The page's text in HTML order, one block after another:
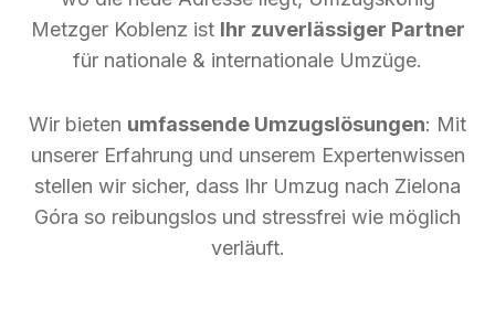
Metzger Koblenz ist Ihr zuverlässiger Partner
für nationale & internationale Umzüge.
Wir bieten umfassende Umzugslösungen: Mit
unserer Erfahrung und unserem Expertenwissen
stellen wir sicher, dass Ihr Umzug nach Zielona
Góra so reibungslos und stressfrei wie möglich
verläuft.